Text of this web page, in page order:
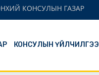
КОНСУЛЫН ГАЗАР
КОНСУЛЫН ҮЙЛЧИЛГЭЭ